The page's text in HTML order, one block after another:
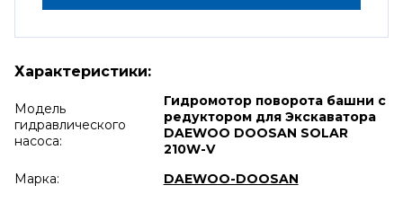
Характеристики:
Модель
гидравлического
насоса:
Гидромотор поворота башни с
редуктором для Экскаватора
DAEWOO DOOSAN SOLAR
210W-V
Марка:
DAEWOO-DOOSAN